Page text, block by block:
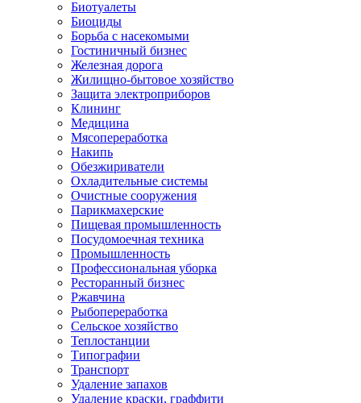
Биотуалеты
Биоциды
Борьба с насекомыми
Гостиничный бизнес
Железная дорога
Жилищно-бытовое хозяйство
Защита электроприборов
Клининг
Медицина
Мясопереработка
Накипь
Обезжириватели
Охладительные системы
Очистные сооружения
Парикмахерские
Пищевая промышленность
Посудомоечная техника
Промышленность
Профессиональная уборка
Ресторанный бизнес
Ржавчина
Рыбопереработка
Сельское хозяйство
Теплостанции
Типографии
Транспорт
Удаление запахов
Удаление краски, граффити